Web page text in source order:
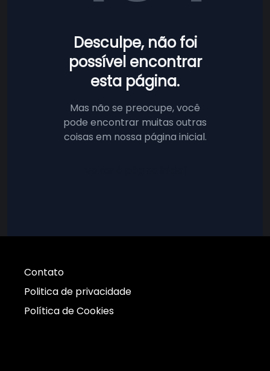
Desculpe, não foi
possível encontrar
esta página.
Mas não se preocupe, você
pode encontrar muitas outras
coisas em nossa página inicial.
Contato
Politica de privacidade
Política de Cookies